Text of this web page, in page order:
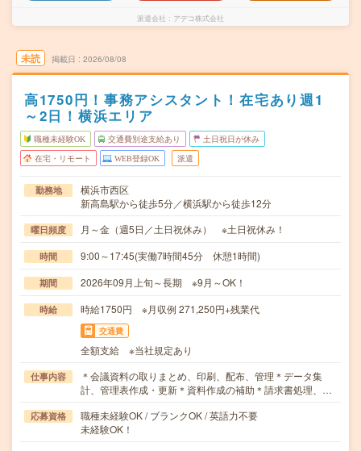
派遣会社 アデコ株式会社
未読 掲載日 2026/08/08
高1750円！事務アシスタント！在宅あり週1
～2日！横浜エリア
職種未経験OK 交通費別途支給あり 土日祝日が休み
在宅・リモート WEB登録OK 派遣
勤務地
横浜市西区
新高島駅から徒歩5分／横浜駅から徒歩12分
曜日頻度 月～金（週5日／土日祝休み） ※土日祝休み！
時間 9:00～17:45(実働7時間45分 休憩1時間)
期間 2026年09月上旬～長期 ※9月～OK！
時給 時給1750円 ※月収例 271,250円+残業代
交通費
全額支給 ※当社規定あり
仕事内容
＊会議資料の取りまとめ、印刷、配布、管理＊データ集
計、管理表作成・更新＊資料作成の補助＊請求書処理、…
応募資格
職種未経験OK / ブランクOK / 英語力不要
未経験OK！